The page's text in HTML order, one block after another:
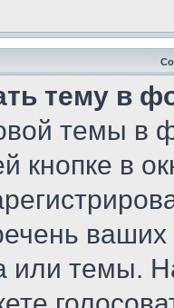
тему в
темы в
кнопке в
ваших
или темы.